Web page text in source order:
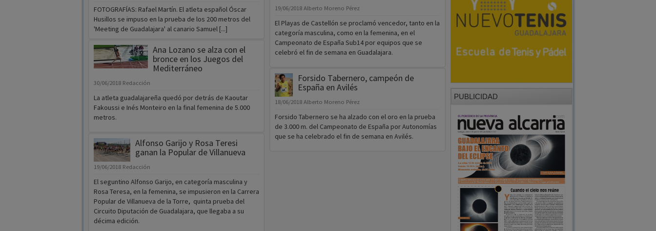
FOTOGRAFÍAS: Rafael Martín. El atleta español Óscar
Husillos se impuso en la prueba de los 200 metros del
'Meeting de Guadalajara' al canario Samuel [...]
Ana Lozano se alza con el
bronce en los Juegos del
Mediterráneo
30/06/2018 Redacción
La atleta guadalajareña quedó por detrás de Kaoutar
Fakoussi e Inés Monteiro en la final femenina de 5.000
metros.
Alfonso Garijo y Rosa Teresi
ganan la Popular de Villanueva
19/06/2018 Redacción
El seguntino Alfonso Garijo, en categoría masculina y
Rosa Teresa, en la femenina, se impusieron en la Carrera
Popular de Villanueva de la Torre, quinta prueba del
Circuito Diputación de Guadalajara, que llegaba a su
décima edición.
19/06/2018 Alberto Moreno Pérez
El Playas de Castellón se proclamó vencedor, tanto en la
categoría masculina, como en la femenina, en el
Campeonato de España Sub14 por equipos que se
celebró el fin de semana en Guadalajara.
Forsido Tabernero, campeón de
España en Avilés
18/06/2018 Alberto Moreno Pérez
Forsido Tabernero se ha alzado con el oro en la prueba
de 3.000 m. del Campeonato de España por Autonomías
que se ha celebrado el fin de semana en Avilés.
PUBLICIDAD